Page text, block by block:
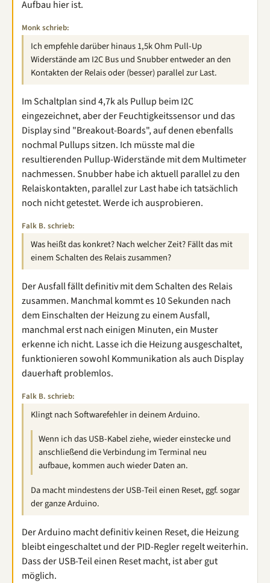
Aufbau hier ist.
Monk schrieb:
Ich empfehle darüber hinaus 1,5k Ohm Pull-Up
Widerstände am I2C Bus und Snubber entweder an den
Kontakten der Relais oder (besser) parallel zur Last.
Im Schaltplan sind 4,7k als Pullup beim I2C
eingezeichnet, aber der Feuchtigkeitssensor und das
Display sind "Breakout-Boards", auf denen ebenfalls
nochmal Pullups sitzen. Ich müsste mal die
resultierenden Pullup-Widerstände mit dem Multimeter
nachmessen. Snubber habe ich aktuell parallel zu den
Relaiskontakten, parallel zur Last habe ich tatsächlich
noch nicht getestet. Werde ich ausprobieren.
Falk B. schrieb:
Was heißt das konkret? Nach welcher Zeit? Fällt das mit
einem Schalten des Relais zusammen?
Der Ausfall fällt definitiv mit dem Schalten des Relais
zusammen. Manchmal kommt es 10 Sekunden nach
dem Einschalten der Heizung zu einem Ausfall,
manchmal erst nach einigen Minuten, ein Muster
erkenne ich nicht. Lasse ich die Heizung ausgeschaltet,
funktionieren sowohl Kommunikation als auch Display
dauerhaft problemlos.
Falk B. schrieb:
Klingt nach Softwarefehler in deinem Arduino.
Wenn ich das USB-Kabel ziehe, wieder einstecke und
anschließend die Verbindung im Terminal neu
aufbaue, kommen auch wieder Daten an.
Da macht mindestens der USB-Teil einen Reset, ggf. sogar
der ganze Arduino.
Der Arduino macht definitiv keinen Reset, die Heizung
bleibt eingeschaltet und der PID-Regler regelt weiterhin.
Dass der USB-Teil einen Reset macht, ist aber gut
möglich.